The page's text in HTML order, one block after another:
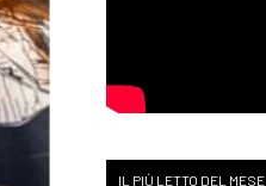
IL PIÙ LETTO DEL MESE